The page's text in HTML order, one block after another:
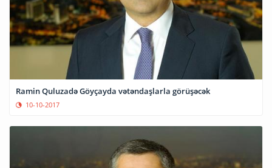
Ramin Quluzadə Göyçayda vətəndaşlarla görüşəcək
10-10-2017